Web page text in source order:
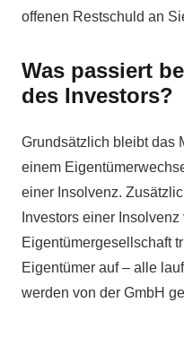
offenen Restschuld an
Was passiert
des Investors?
Grundsätzlich bleibt das
einem
einer Insolvenz.
Investors einer Insolvenz
Eigentümergesellschaft
Eigentümer auf – alle
werden von der GmbH